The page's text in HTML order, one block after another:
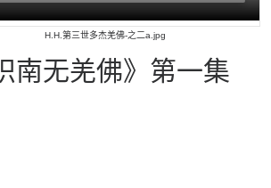
南无羌佛》第一集